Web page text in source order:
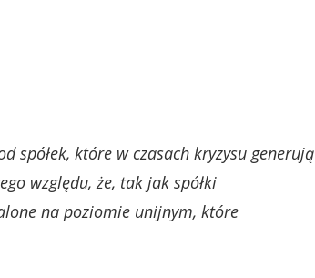
spółek, które w czasach kryzysu generują
względu, że, tak jak spółki
na poziomie unijnym, które